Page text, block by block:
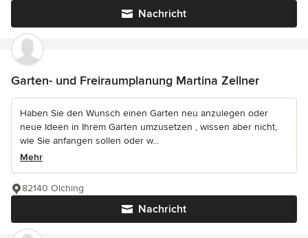
Nachricht
Garten- und Freiraumplanung Martina Zellner
Haben Sie den Wunsch einen Garten neu anzulegen oder
neue Ideen in Ihrem Garten umzusetzen , wissen aber nicht,
wie Sie anfangen sollen oder w...
Mehr
Nachricht
82140 Olching